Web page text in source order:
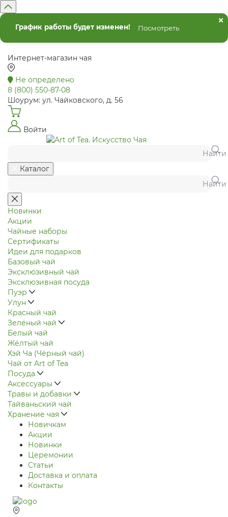
График работы будет изменен! Посмотреть
Интернет-магазин чая
Не определено
8 (800) 550-87-08
Шоурум: ул. Чайковского, д. 56
Войти
Найти
Каталог
Найти
Новинки
Акции
Чайные наборы
Сертификаты
Идеи для подарков
Базовый чай
Эксклюзивный чай
Эксклюзивная посуда
Пуэр
Улун
Красный чай
Зелёный чай
Белый чай
Жёлтый чай
Хэй Ча (Чёрный чай)
Чай от Art of Tea
Посуда
Аксессуары
Травы и добавки
Тайваньский чай
Хранение чая
Новичкам
Акции
Новинки
Церемонии
Статьи
Доставка и оплата
Контакты